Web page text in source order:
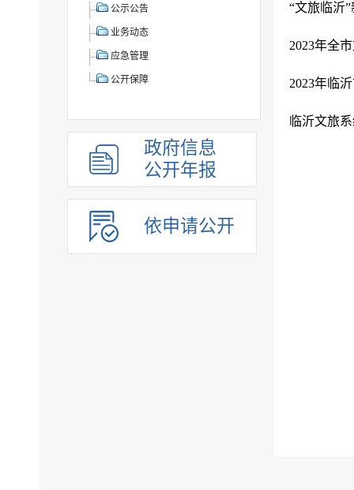
公示公告
业务动态
应急管理
公开保障
政府信息
公开年报
依申请公开
“文旅临沂
2023年全
2023年临
临沂文旅